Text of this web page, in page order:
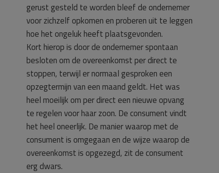
gerust gesteld te worden bleef de ondernemer
voor zichzelf opkomen en proberen uit te leggen
hoe het ongeluk heeft plaatsgevonden.
Kort hierop is door de ondernemer spontaan
besloten om de overeenkomst per direct te
stoppen, terwijl er normaal gesproken een
opzegtermijn van een maand geldt. Het was
heel moeilijk om per direct een nieuwe opvang
te regelen voor haar zoon. De consument vindt
het heel oneerlijk. De manier waarop met de
consument is omgegaan en de wijze waarop de
overeenkomst is opgezegd, zit de consument
erg dwars.